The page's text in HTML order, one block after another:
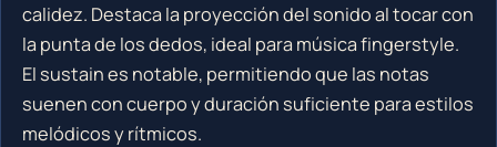
calidez. Destaca la proyección del sonido al tocar con
la punta de los dedos, ideal para música fingerstyle.
El sustain es notable, permitiendo que las notas
suenen con cuerpo y duración suficiente para estilos
melódicos y rítmicos.